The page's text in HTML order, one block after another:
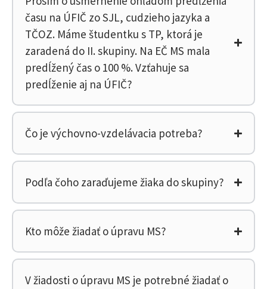
času na ÚFIČ zo SJL, cudzieho jazyka a
TČOZ. Máme študentku s TP, ktorá je
zaradená do II. skupiny. Na EČ MS mala
predĺžený čas o 100 %. Vzťahuje sa
predĺženie aj na ÚFIČ?
Čo je výchovno-vzdelávacia potreba?
Podľa čoho zaraďujeme žiaka do skupiny?
Kto môže žiadať o úpravu MS?
V žiadosti o úpravu MS je potrebné žiadať o